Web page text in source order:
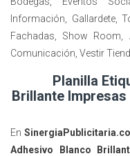
Información, Gallardete,
Fachadas, Show Room,
Comunicación, Vestir
Planilla
Brillante
En
Adhesivo Blanco